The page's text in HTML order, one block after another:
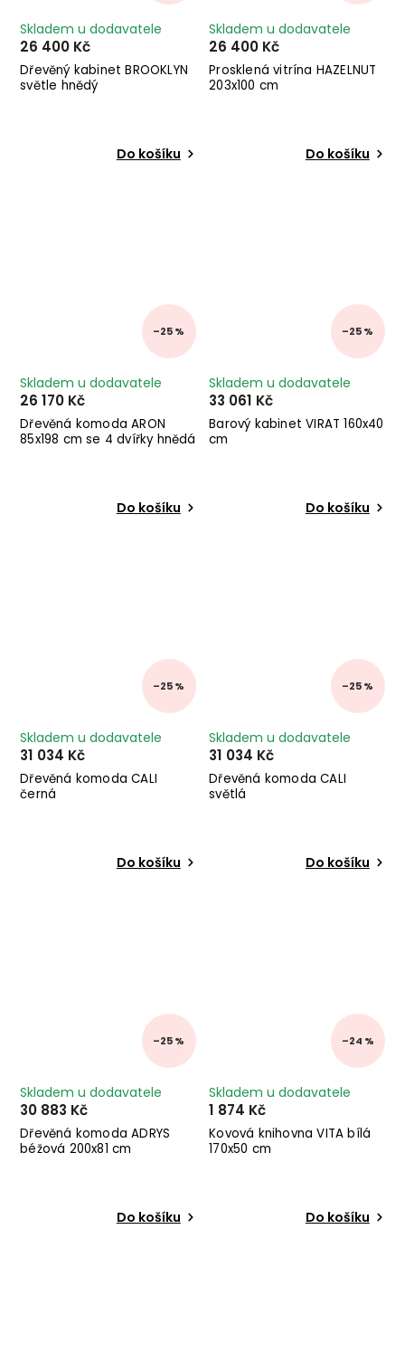
Dřevěný kabinet BROOKLYN
světle hnědý
Skladem u dodavatele
26 400 Kč
Do košíku
Prosklená vitrína HAZELNUT
203x100 cm
Skladem u dodavatele
26 400 Kč
Do košíku
–25 %
Dřevěná komoda ARON
85x198 cm se 4 dvířky hnědá
Skladem u dodavatele
26 170 Kč
Do košíku
–25 %
Barový kabinet VIRAT 160x40
cm
Skladem u dodavatele
33 061 Kč
Do košíku
–25 %
Dřevěná komoda CALI
černá
Skladem u dodavatele
31 034 Kč
Do košíku
–25 %
Dřevěná komoda CALI
světlá
Skladem u dodavatele
31 034 Kč
Do košíku
–25 %
Dřevěná komoda ADRYS
béžová 200x81 cm
Skladem u dodavatele
30 883 Kč
Do košíku
–24 %
Kovová knihovna VITA bílá
170x50 cm
Skladem u dodavatele
1 874 Kč
Do košíku